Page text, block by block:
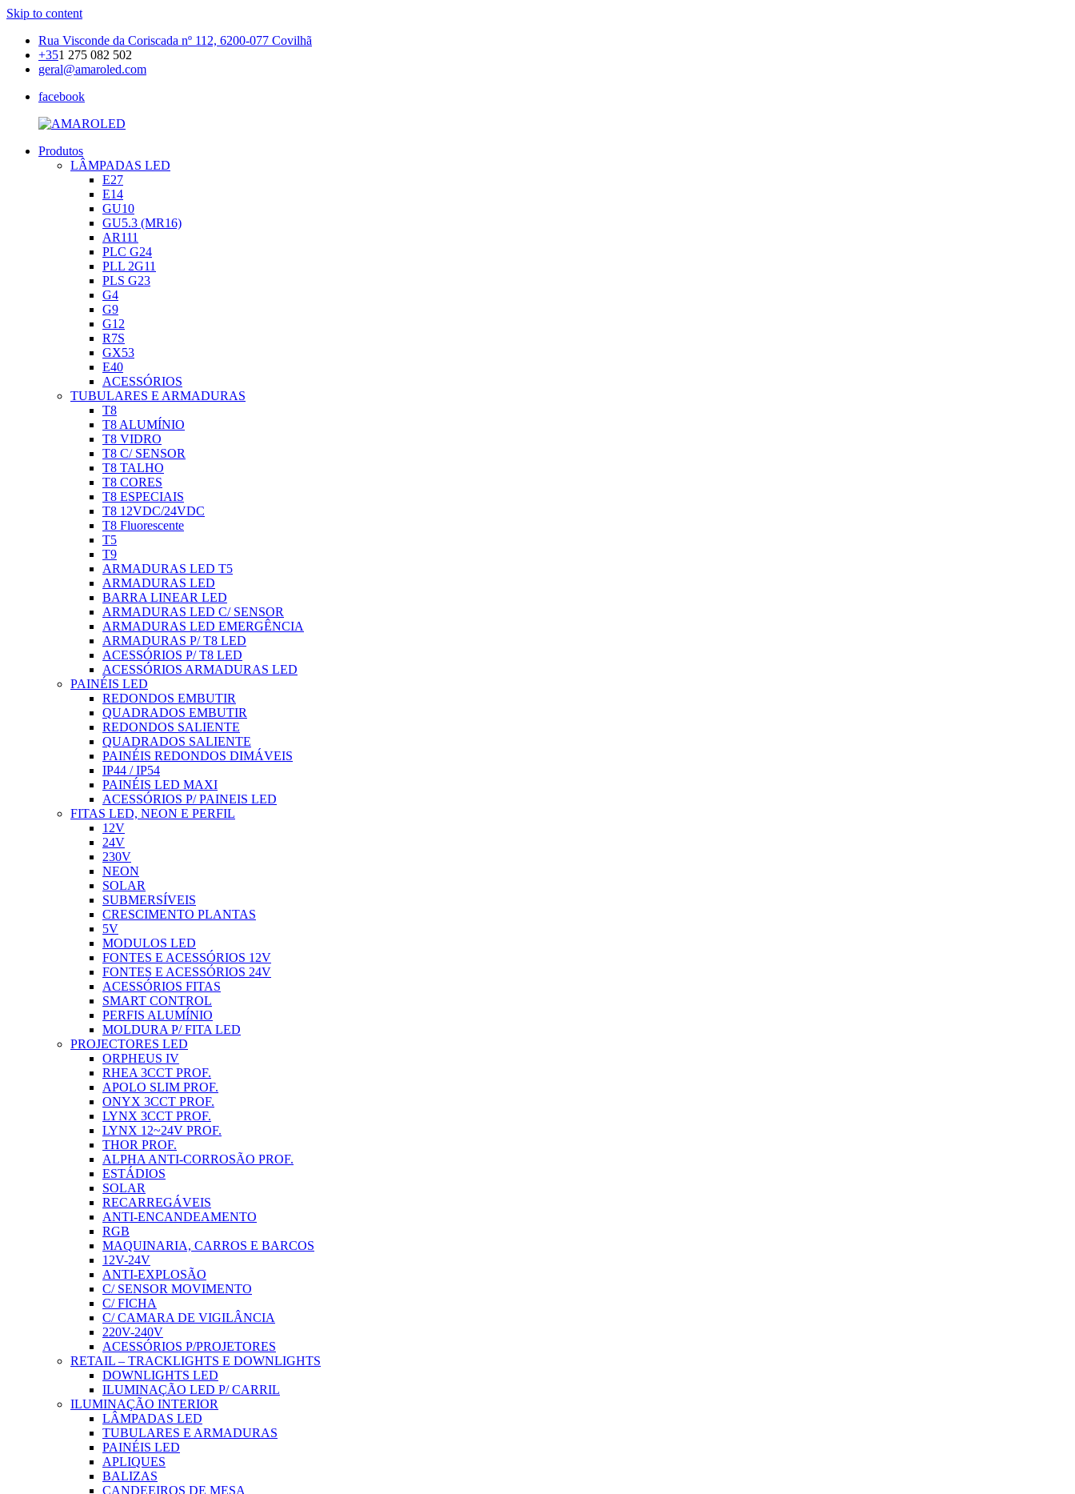
Skip to content
Rua Visconde da Coriscada nº 112, 6200-077 Covilhã
+351 275 082 502
geral@amaroled.com
facebook
AMAROLED
Iluminação
Produtos
LÂMPADAS LED
E27
E14
GU10
GU5.3 (MR16)
AR111
PLC G24
PLL 2G11
PLS G23
G4
G9
G12
R7S
GX53
E40
ACESSÓRIOS
TUBULARES E ARMADURAS
T8
T8 ALUMÍNIO
T8 VIDRO
T8 C/ SENSOR
T8 TALHO
T8 CORES
T8 ESPECIAIS
T8 12VDC/24VDC
T8 Fluorescente
T5
T9
ARMADURAS LED T5
ARMADURAS LED
BARRA LINEAR LED
ARMADURAS LED C/ SENSOR
ARMADURAS LED EMERGÊNCIA
ARMADURAS P/ T8 LED
ACESSÓRIOS P/ T8 LED
ACESSÓRIOS ARMADURAS LED
PAINÉIS LED
REDONDOS EMBUTIR
QUADRADOS EMBUTIR
REDONDOS SALIENTE
QUADRADOS SALIENTE
PAINÉIS REDONDOS DIMÁVEIS
IP44 / IP54
PAINÉIS LED MAXI
ACESSÓRIOS P/ PAINEIS LED
FITAS LED, NEON E PERFIL
12V
24V
230V
NEON
SOLAR
SUBMERSÍVEIS
CRESCIMENTO PLANTAS
5V
MODULOS LED
FONTES E ACESSÓRIOS 12V
FONTES E ACESSÓRIOS 24V
ACESSÓRIOS FITAS
SMART CONTROL
PERFIS ALUMÍNIO
MOLDURA P/ FITA LED
PROJECTORES LED
ORPHEUS IV
RHEA 3CCT PROF.
APOLO SLIM PROF.
ONYX 3CCT PROF.
LYNX 3CCT PROF.
LYNX 12~24V PROF.
THOR PROF.
ALPHA ANTI-CORROSÃO PROF.
ESTÁDIOS
SOLAR
RECARREGÁVEIS
ANTI-ENCANDEAMENTO
RGB
MAQUINARIA, CARROS E BARCOS
12V-24V
ANTI-EXPLOSÃO
C/ SENSOR MOVIMENTO
C/ FICHA
C/ CAMARA DE VIGILÂNCIA
220V-240V
ACESSÓRIOS P/PROJETORES
RETAIL – TRACKLIGHTS E DOWNLIGHTS
DOWNLIGHTS LED
ILUMINAÇÃO LED P/ CARRIL
ILUMINAÇÃO INTERIOR
LÂMPADAS LED
TUBULARES E ARMADURAS
PAINÉIS LED
APLIQUES
BALIZAS
CANDEEIROS DE MESA